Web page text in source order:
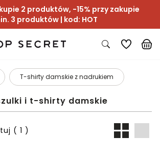
2 produktów, -15% przy zakupie
3 produktów | kod: HOT
T-shirty damskie z nadrukiem
i t-shirty damskie
Filtruj i sortuj ( 1 )